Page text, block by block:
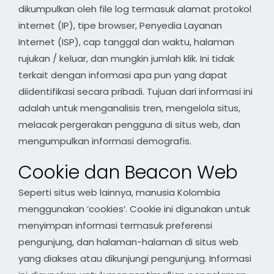
dikumpulkan oleh file log termasuk alamat protokol
internet (IP), tipe browser, Penyedia Layanan
Internet (ISP), cap tanggal dan waktu, halaman
rujukan / keluar, dan mungkin jumlah klik. Ini tidak
terkait dengan informasi apa pun yang dapat
diidentifikasi secara pribadi. Tujuan dari informasi ini
adalah untuk menganalisis tren, mengelola situs,
melacak pergerakan pengguna di situs web, dan
mengumpulkan informasi demografis.
Cookie dan Beacon Web
Seperti situs web lainnya, manusia Kolombia
menggunakan ‘cookies’. Cookie ini digunakan untuk
menyimpan informasi termasuk preferensi
pengunjung, dan halaman-halaman di situs web
yang diakses atau dikunjungi pengunjung. Informasi